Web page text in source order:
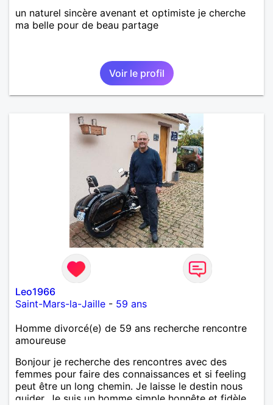
un naturel sincère avenant et optimiste je cherche
ma belle pour de beau partage
Voir le profil
Leo1966
Saint-Mars-la-Jaille - 59 ans
Homme divorcé(e) de 59 ans recherche rencontre
amoureuse
Bonjour je recherche des rencontres avec des
femmes pour faire des connaissances et si feeling
peut être un long chemin. Je laisse le destin nous
guider. Je suis un homme simple honnête et fidèle.